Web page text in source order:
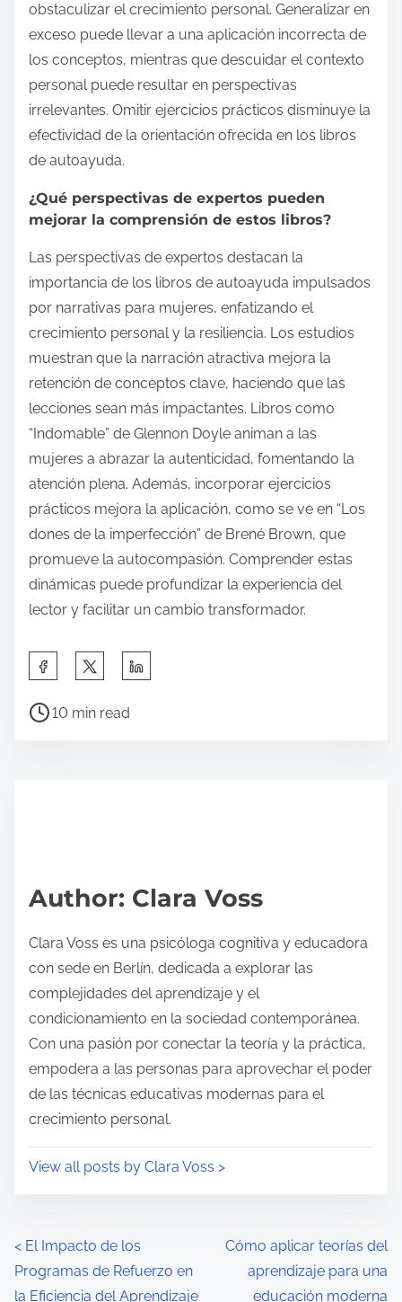
obstaculizar el crecimiento personal. Generalizar en
exceso puede llevar a una aplicación incorrecta de
los conceptos, mientras que descuidar el contexto
personal puede resultar en perspectivas
irrelevantes. Omitir ejercicios prácticos disminuye la
efectividad de la orientación ofrecida en los libros
de autoayuda.
¿Qué perspectivas de expertos pueden
mejorar la comprensión de estos libros?
Las perspectivas de expertos destacan la
importancia de los libros de autoayuda impulsados
por narrativas para mujeres, enfatizando el
crecimiento personal y la resiliencia. Los estudios
muestran que la narración atractiva mejora la
retención de conceptos clave, haciendo que las
lecciones sean más impactantes. Libros como
“Indomable” de Glennon Doyle animan a las
mujeres a abrazar la autenticidad, fomentando la
atención plena. Además, incorporar ejercicios
prácticos mejora la aplicación, como se ve en “Los
dones de la imperfección” de Brené Brown, que
promueve la autocompasión. Comprender estas
dinámicas puede profundizar la experiencia del
lector y facilitar un cambio transformador.
a
p
s
t
o
n
:
P
t
10 min read
Author: Clara Voss
Clara Voss es una psicóloga cognitiva y educadora
con sede en Berlín, dedicada a explorar las
complejidades del aprendizaje y el
condicionamiento en la sociedad contemporánea.
Con una pasión por conectar la teoría y la práctica,
empodera a las personas para aprovechar el poder
de las técnicas educativas modernas para el
crecimiento personal.
View all posts by Clara Voss >
P
o
< El Impacto de los
Programas de Refuerzo en
la Eficiencia del Aprendizaje
Cómo aplicar teorías del
aprendizaje para una
educación moderna